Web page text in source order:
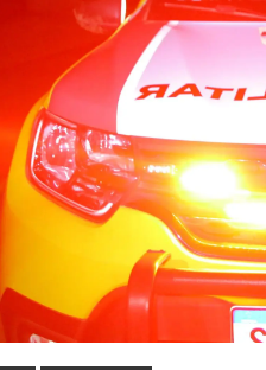
Pressione Enter para pesquisar ou